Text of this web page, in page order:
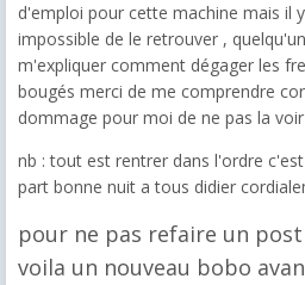
d'emploi pour cette machine mais il
impossible de le retrouver ,
m'expliquer comment dégager les
bougés merci de me comprendre
dommage pour moi de ne pas la
nb : tout est rentrer dans l'ordre
part bonne nuit a tous didier
pour ne pas refaire un
voila un nouveau bobo